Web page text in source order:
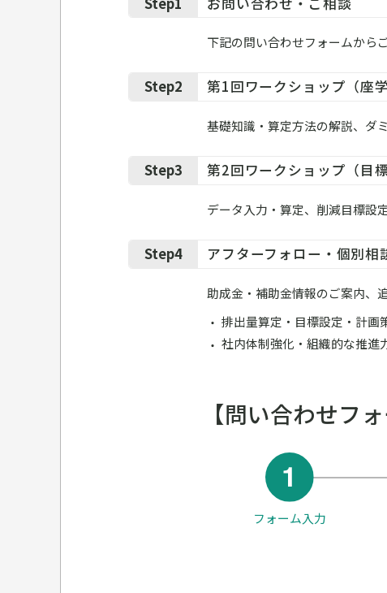
下記の問い合わせフォームから
Step2 第1回ワークショップ（座
基礎知識・算定方法の解説、ダ
Step3 第2回ワークショップ（目
データ入力・算定、削減目標設
Step4 アフターフォロー・個別相
助成金・補助金情報のご案内、
排出量算定・目標設定・計画
社内体制強化・組織的な推進